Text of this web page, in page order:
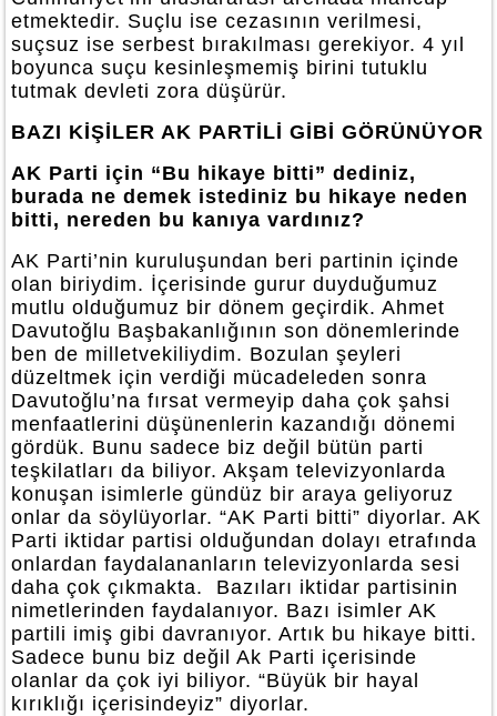
etmektedir. Suçlu ise cezasının verilmesi,
suçsuz ise serbest bırakılması gerekiyor. 4 yıl
boyunca suçu kesinleşmemiş birini tutuklu
tutmak devleti zora düşürür.
BAZI KİŞİLER AK PARTİLİ GİBİ GÖRÜNÜYOR
AK Parti için “Bu hikaye bitti” dediniz,
burada ne demek istediniz bu hikaye neden
bitti, nereden bu kanıya vardınız?
AK Parti’nin kuruluşundan beri partinin içinde
olan biriydim. İçerisinde gurur duyduğumuz
mutlu olduğumuz bir dönem geçirdik. Ahmet
Davutoğlu Başbakanlığının son dönemlerinde
ben de milletvekiliydim. Bozulan şeyleri
düzeltmek için verdiği mücadeleden sonra
Davutoğlu’na fırsat vermeyip daha çok şahsi
menfaatlerini düşünenlerin kazandığı dönemi
gördük. Bunu sadece biz değil bütün parti
teşkilatları da biliyor. Akşam televizyonlarda
konuşan isimlerle gündüz bir araya geliyoruz
onlar da söylüyorlar. “AK Parti bitti” diyorlar. AK
Parti iktidar partisi olduğundan dolayı etrafında
onlardan faydalananların televizyonlarda sesi
daha çok çıkmakta. Bazıları iktidar partisinin
nimetlerinden faydalanıyor. Bazı isimler AK
partili imiş gibi davranıyor. Artık bu hikaye bitti.
Sadece bunu biz değil Ak Parti içerisinde
olanlar da çok iyi biliyor. “Büyük bir hayal
kırıklığı içerisindeyiz” diyorlar.